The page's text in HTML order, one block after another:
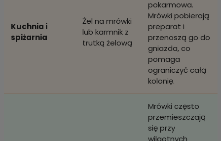
Kuchnia i
spiżarnia
Żel na mrówki
lub karmnik z
trutką żelową
pokarmowa.
Mrówki pobierają
preparat i
przenoszą go do
gniazda, co
pomaga
ograniczyć całą
kolonię.
Mrówki często
przemieszczają
się przy
wilgotnych